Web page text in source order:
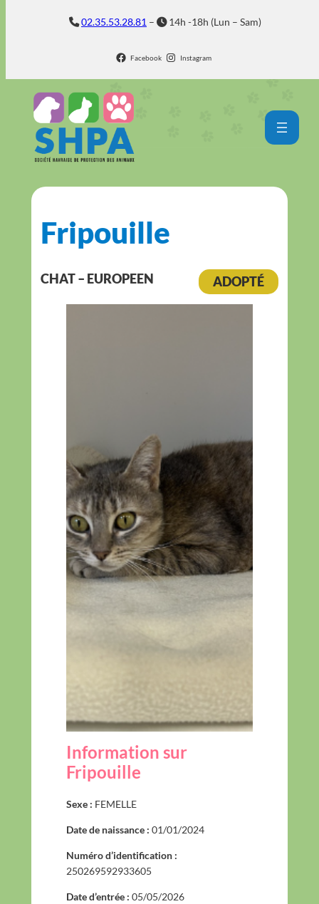
02.35.53.28.81 – 14h -18h (Lun – Sam)
Facebook Instagram
Fripouille
CHAT – EUROPEEN ADOPTÉ
Information sur
Fripouille
Sexe : FEMELLE
Date de naissance : 01/01/2024
Numéro d’identification :
250269592933605
Date d’entrée : 05/05/2026